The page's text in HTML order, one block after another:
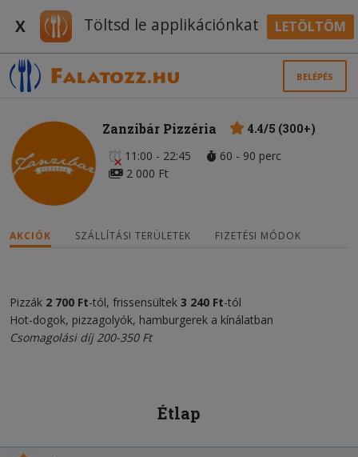
X Töltsd le applikációnkat LETÖLTÖM
BELÉPÉS
Zanzibár Pizzéria
4.4/5 (300+)
11:00 - 22:45
60 - 90 perc
2 000 Ft
AKCIÓK SZÁLLÍTÁSI TERÜLETEK FIZETÉSI MÓDOK
Pizzák 2 700 Ft-tól, frissensültek 3 240 Ft-tól
Hot-dogok, pizzagolyók, hamburgerek a kínálatban
Csomagolási díj 200-350 Ft
Étlap